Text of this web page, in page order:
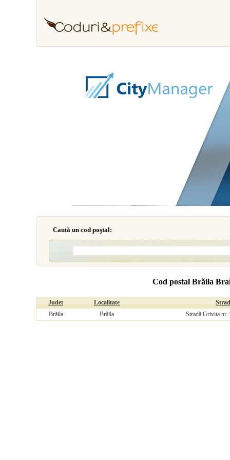
Caută un cod poştal:
Cod postal Brăila
Judet Localitate
Brăila
Brăila Stradă Grivita nr.